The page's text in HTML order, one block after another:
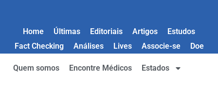
Home Últimas Editoriais Artigos
Estudos
Fact Checking
Análises Lives Associe-se Doe
Quem somos Encontre Médicos Estados